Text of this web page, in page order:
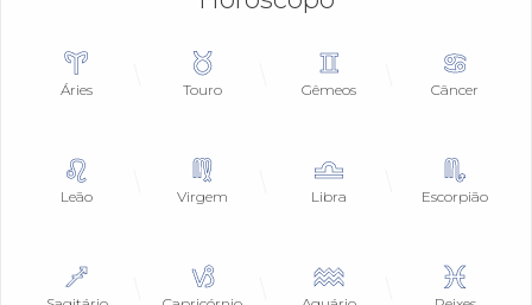
Áries Touro Gêmeos Câncer
Leão Virgem Libra Escorpião